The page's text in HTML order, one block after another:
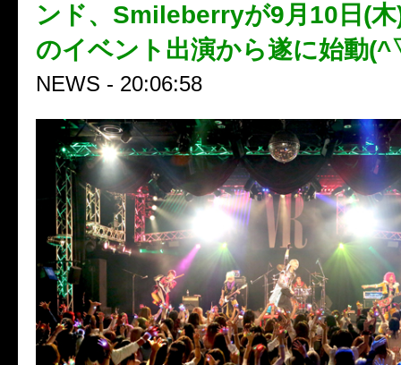
ンド、Smileberryが9月10日(
のイベント出演から遂に始動
NEWS - 20:06:58